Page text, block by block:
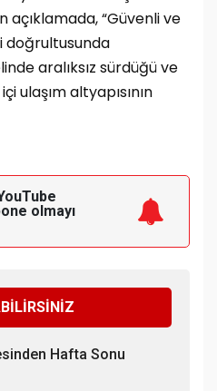
açıklamada, “Güvenli ve
doğrultusunda
aralıksız sürdüğü ve
ulaşım altyapısının
olmayı
Hafta Sonu